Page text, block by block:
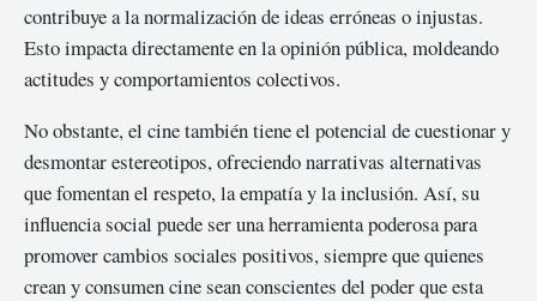
contribuye a la normalización de ideas erróneas o injustas.
Esto impacta directamente en la opinión pública, moldeando
actitudes y comportamientos colectivos.
No obstante, el cine también tiene el potencial de cuestionar y
desmontar estereotipos, ofreciendo narrativas alternativas
que fomentan el respeto, la empatía y la inclusión. Así, su
influencia social puede ser una herramienta poderosa para
promover cambios sociales positivos, siempre que quienes
crean y consumen cine sean conscientes del poder que esta